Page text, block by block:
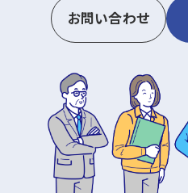
お問い合わせ